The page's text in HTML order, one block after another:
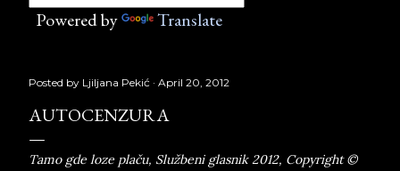
Powered by Translate
Posted by Ljiljana Pekić April 20, 2012
AUTOCENZURA
Tamo gde loze plaču, Službeni glasnik 2012, Copyright ©